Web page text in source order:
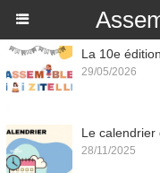
La 10e
29/05/2026
Le calendrier
28/11/2025